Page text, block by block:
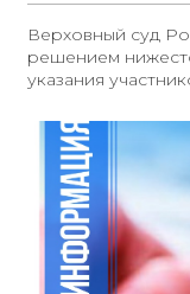
Верховный суд
решением
указания
является
этой заявки.
ФЗ, количество
объекте закупки
технической,
№44-ФЗ, подача
согласие